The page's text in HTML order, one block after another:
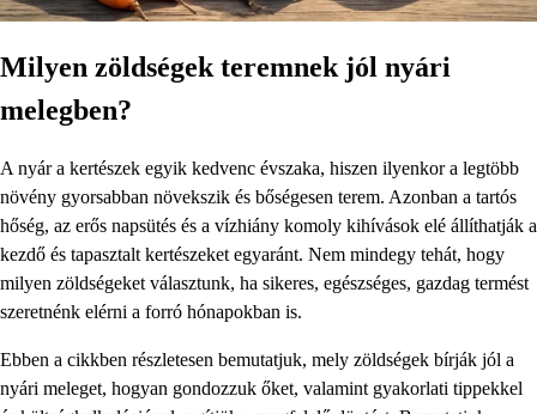
Milyen zöldségek teremnek jól nyári
melegben?
A nyár a kertészek egyik kedvenc évszaka, hiszen ilyenkor a legtöbb
növény gyorsabban növekszik és bőségesen terem. Azonban a tartós
hőség, az erős napsütés és a vízhiány komoly kihívások elé állíthatják a
kezdő és tapasztalt kertészeket egyaránt. Nem mindegy tehát, hogy
milyen zöldségeket választunk, ha sikeres, egészséges, gazdag termést
szeretnénk elérni a forró hónapokban is.
Ebben a cikkben részletesen bemutatjuk, mely zöldségek bírják jól a
nyári meleget, hogyan gondozzuk őket, valamint gyakorlati tippekkel